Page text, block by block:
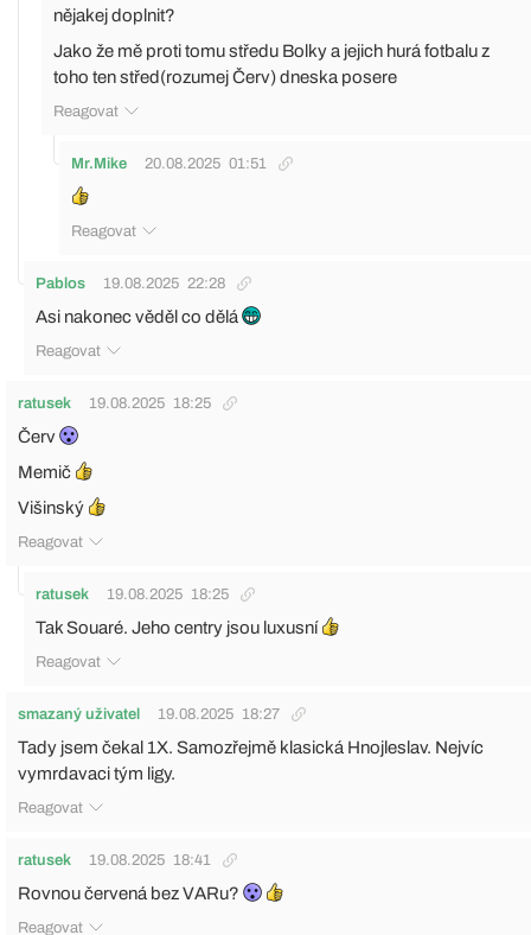
nějakej doplnit?
Jako že mě proti tomu středu Bolky a jejich hurá fotbalu z
toho ten střed(rozumej Červ) dneska posere
Reagovat
Mr.Mike 20.08.2025 01:51
Reagovat
Pablos 19.08.2025 22:28
Asi nakonec věděl co dělá
Reagovat
ratusek 19.08.2025 18:25
Červ
Memič
Višinský
Reagovat
ratusek 19.08.2025 18:25
Tak Souaré. Jeho centry jsou luxusní
Reagovat
smazaný uživatel 19.08.2025 18:27
Tady jsem čekal 1X. Samozřejmě klasická Hnojleslav. Nejvíc
vymrdavaci tým ligy.
Reagovat
ratusek 19.08.2025 18:41
Rovnou červená bez VARu?
Reagovat